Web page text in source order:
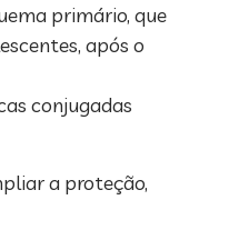
primário, que
após o
conjugadas
a proteção,